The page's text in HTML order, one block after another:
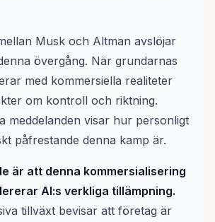
Musk och Altman avslöjar
övergång. När grundarnas
med kommersiella realiteter
om kontroll och riktning.
meddelanden visar hur personligt
påfrestande denna kamp är.
är att denna kommersialisering
AI:s verkliga tillämpning.
tillväxt bevisar att företag är